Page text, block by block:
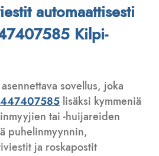
automaattisesti
Kilpi-
sovellus, joka
lisäksi kymmeniä
tai -huijareiden
puhelinmyynnin,
ja roskapostit